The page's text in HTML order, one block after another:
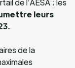
de l’AESA ; les
leurs
de la